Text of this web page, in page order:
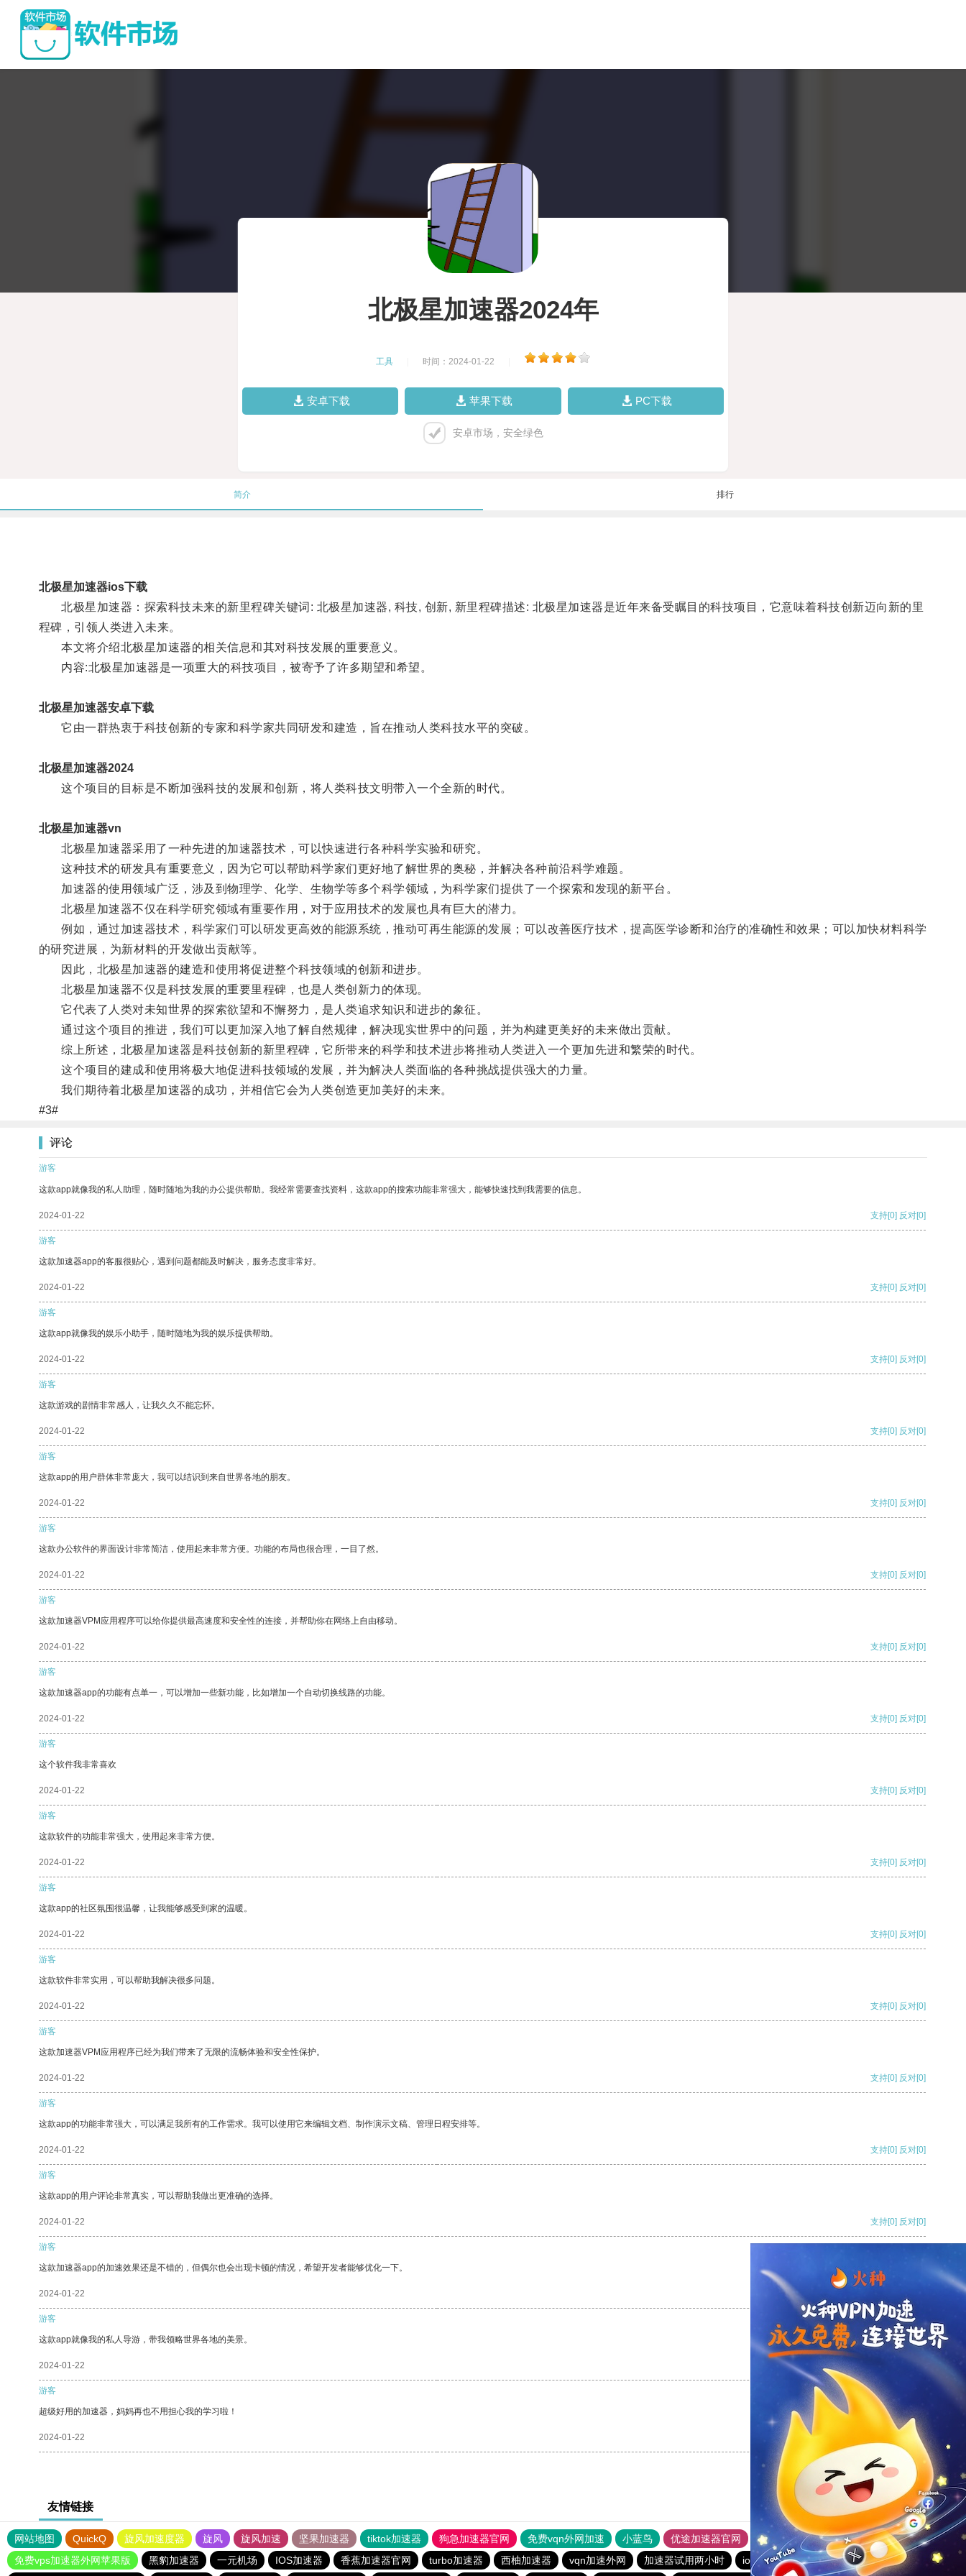
北极星加速器2024年
工具 时间：2024-01-22
安卓下载 苹果下载 PC下载
安卓市场，安全绿色
简介 排行
北极星加速器ios下载
北极星加速器：探索科技未来的新里程碑关键词: 北极星加速器, 科技, 创新, 新里程碑描述: 北极星加速器是近年来备受瞩目的科技项目，它意味着科技创新迈向新的里
程碑，引领人类进入未来。
本文将介绍北极星加速器的相关信息和其对科技发展的重要意义。
内容:北极星加速器是一项重大的科技项目，被寄予了许多期望和希望。
北极星加速器安卓下载
它由一群热衷于科技创新的专家和科学家共同研发和建造，旨在推动人类科技水平的突破。
北极星加速器2024
这个项目的目标是不断加强科技的发展和创新，将人类科技文明带入一个全新的时代。
北极星加速器vn
北极星加速器采用了一种先进的加速器技术，可以快速进行各种科学实验和研究。
这种技术的研发具有重要意义，因为它可以帮助科学家们更好地了解世界的奥秘，并解决各种前沿科学难题。
加速器的使用领域广泛，涉及到物理学、化学、生物学等多个科学领域，为科学家们提供了一个探索和发现的新平台。
北极星加速器不仅在科学研究领域有重要作用，对于应用技术的发展也具有巨大的潜力。
例如，通过加速器技术，科学家们可以研发更高效的能源系统，推动可再生能源的发展；可以改善医疗技术，提高医学诊断和治疗的准确性和效果；可以加快材料科学
的研究进展，为新材料的开发做出贡献等。
因此，北极星加速器的建造和使用将促进整个科技领域的创新和进步。
北极星加速器不仅是科技发展的重要里程碑，也是人类创新力的体现。
它代表了人类对未知世界的探索欲望和不懈努力，是人类追求知识和进步的象征。
通过这个项目的推进，我们可以更加深入地了解自然规律，解决现实世界中的问题，并为构建更美好的未来做出贡献。
综上所述，北极星加速器是科技创新的新里程碑，它所带来的科学和技术进步将推动人类进入一个更加先进和繁荣的时代。
这个项目的建成和使用将极大地促进科技领域的发展，并为解决人类面临的各种挑战提供强大的力量。
我们期待着北极星加速器的成功，并相信它会为人类创造更加美好的未来。
#3#
评论
游客
这款app就像我的私人助理，随时随地为我的办公提供帮助。我经常需要查找资料，这款app的搜索功能非常强大，能够快速找到我需要的信息。
2024-01-22 支持[0] 反对[0]
游客
这款加速器app的客服很贴心，遇到问题都能及时解决，服务态度非常好。
2024-01-22 支持[0] 反对[0]
游客
这款app就像我的娱乐小助手，随时随地为我的娱乐提供帮助。
2024-01-22 支持[0] 反对[0]
游客
这款游戏的剧情非常感人，让我久久不能忘怀。
2024-01-22 支持[0] 反对[0]
游客
这款app的用户群体非常庞大，我可以结识到来自世界各地的朋友。
2024-01-22 支持[0] 反对[0]
游客
这款办公软件的界面设计非常简洁，使用起来非常方便。功能的布局也很合理，一目了然。
2024-01-22 支持[0] 反对[0]
游客
这款加速器VPM应用程序可以给你提供最高速度和安全性的连接，并帮助你在网络上自由移动。
2024-01-22 支持[0] 反对[0]
游客
这款加速器app的功能有点单一，可以增加一些新功能，比如增加一个自动切换线路的功能。
2024-01-22 支持[0] 反对[0]
游客
这个软件我非常喜欢
2024-01-22 支持[0] 反对[0]
游客
这款软件的功能非常强大，使用起来非常方便。
2024-01-22 支持[0] 反对[0]
游客
这款app的社区氛围很温馨，让我能够感受到家的温暖。
2024-01-22 支持[0] 反对[0]
游客
这款软件非常实用，可以帮助我解决很多问题。
2024-01-22 支持[0] 反对[0]
游客
这款加速器VPM应用程序已经为我们带来了无限的流畅体验和安全性保护。
2024-01-22 支持[0] 反对[0]
游客
这款app的功能非常强大，可以满足我所有的工作需求。我可以使用它来编辑文档、制作演示文稿、管理日程安排等。
2024-01-22 支持[0] 反对[0]
游客
这款app的用户评论非常真实，可以帮助我做出更准确的选择。
2024-01-22 支持[0] 反对[0]
游客
这款加速器app的加速效果还是不错的，但偶尔也会出现卡顿的情况，希望开发者能够优化一下。
2024-01-22
游客
这款app就像我的私人导游，带我领略世界各地的美景。
2024-01-22 反对
游客
超级好用的加速器，妈妈再也不用担心我的学习啦！
2024-01-22 反对[0]
友情链接
网站地图 QuickQ 旋风加速度器 旋风 旋风加速 坚果加速器 tiktok加速器 狗急加速器官网 免费vqn外网加速 小蓝鸟 优途加速器官网 风驰加速器 旋风加速器
八戒看书
免费vps加速器外网苹果版
黑豹加速器 一元机场 IOS加速器 香蕉加速器官网 turbo加速器 西柚加速器 vqn加速外网 加速器试用两小时 ios加速器 红海pro加速器
一元机场